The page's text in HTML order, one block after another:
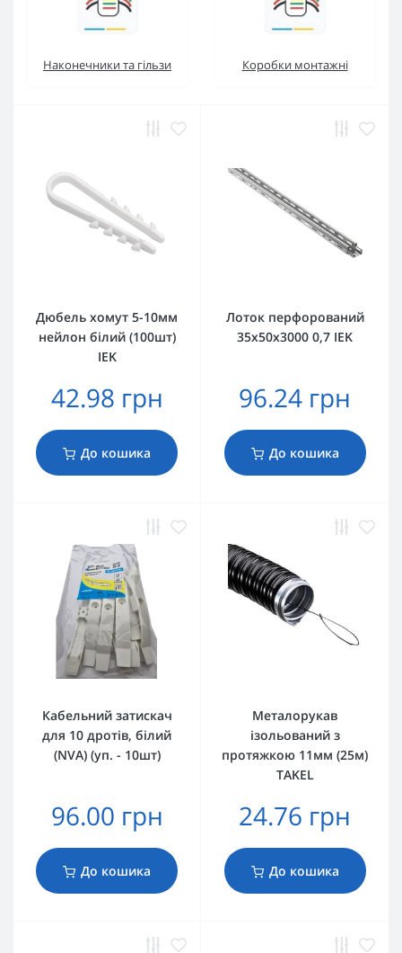
Наконечники та гільзи Коробки монтажні
Дюбель хомут 5-10мм
нейлон білий (100шт)
IEK
42.98 грн
До кошика
Лоток перфорований
35х50х3000 0,7 IEK
96.24 грн
До кошика
Кабельний затискач
для 10 дротів, білий
(NVA) (уп. - 10шт)
96.00 грн
До кошика
Металорукав
ізольований з
протяжкою 11мм (25м)
TAKEL
24.76 грн
До кошика